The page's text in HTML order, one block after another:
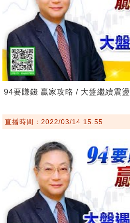
94要賺錢 贏家攻略 / 大盤繼續震盪
直播時間：2022/03/14 15:55